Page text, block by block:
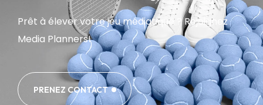
Prêt à élever votre jeu médiatique ? Rejoignez
Media Planners!
PRENEZ CONTACT